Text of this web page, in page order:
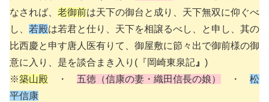
なされば、 老御前は天下の御台と成り、天下無双に仰ぐべ
し、 若殿は若君と仕り、天下を相譲るべし、と申し、其の
比西慶と申す唐人医有りて、御屋敷に節々出で御前様の御
意に入り、是を談合まき入り(『岡崎東泉記 』 )
※築山殿 ・ 五徳（信康の妻・織田信長の娘） ・ 松
平信康